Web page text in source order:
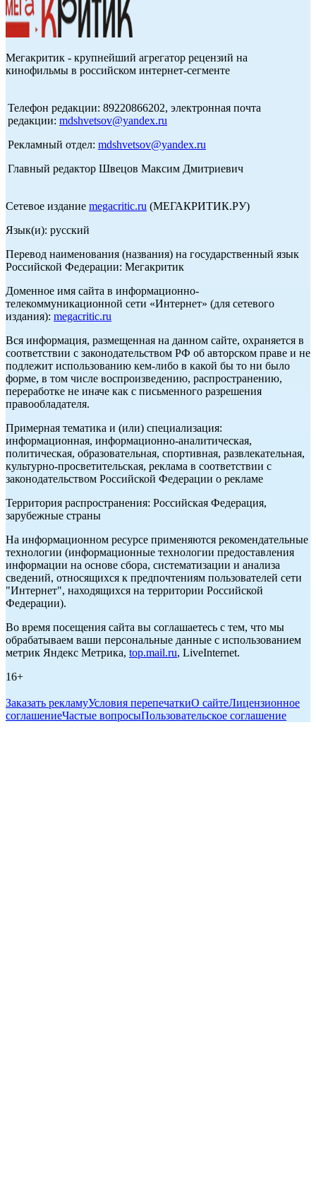
Мегакритик - крупнейший агрегатор рецензий на
кинофильмы в российском интернет-сегменте
Телефон редакции: 89220866202, электронная почта
редакции: mdshvetsov@yandex.ru
Рекламный отдел: mdshvetsov@yandex.ru
Главный редактор Швецов Максим Дмитриевич
Сетевое издание megacritic.ru (МЕГАКРИТИК.РУ)
Язык(и): русский
Перевод наименования (названия) на государственный язык
Российской Федерации: Мегакритик
Доменное имя сайта в информационно-
телекоммуникационной сети «Интернет» (для сетевого
издания): megacritic.ru
Вся информация, размещенная на данном сайте, охраняется в
соответствии с законодательством РФ об авторском праве и не
подлежит использованию кем-либо в какой бы то ни было
форме, в том числе воспроизведению, распространению,
переработке не иначе как с письменного разрешения
правообладателя.
Примерная тематика и (или) специализация:
информационная, информационно-аналитическая,
политическая, образовательная, спортивная, развлекательная,
культурно-просветительская, реклама в соответствии с
законодательством Российской Федерации о рекламе
Территория распространения: Российская Федерация,
зарубежные страны
На информационном ресурсе применяются рекомендательные
технологии (информационные технологии предоставления
информации на основе сбора, систематизации и анализа
сведений, относящихся к предпочтениям пользователей сети
"Интернет", находящихся на территории Российской
Федерации).
Во время посещения сайта вы соглашаетесь с тем, что мы
обрабатываем ваши персональные данные с использованием
метрик Яндекс Метрика, top.mail.ru, LiveInternet.
16+
Заказать рекламуУсловия перепечаткиО сайтеЛицензионное
соглашениеЧастые вопросыПользовательское соглашение